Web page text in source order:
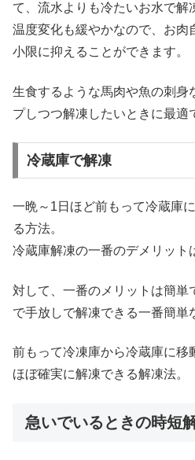
て、流水よりも冷たいお水で解
温度変化も緩やかなので、お肉
小限に抑えることができます。
生食するような馬肉や魚の刺身
プしつつ解凍したいときに最適
冷蔵庫で解凍
一晩～1日ほど前もって冷蔵庫
る方法。
冷蔵庫解凍の一番のデメリット
対して、一番のメリットは簡単
で手放しで解凍できる一番簡単
前もって冷凍庫から冷蔵庫に移
ほぼ確実に解凍できる解凍法。
急いでいるときの時短